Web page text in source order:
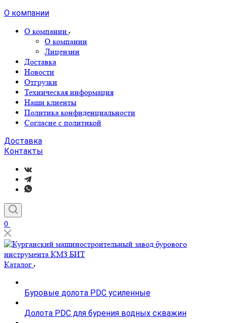
О компании
О компании
О компании
Лицензии
Доставка
Новости
Отгрузки
Техническая информация
Наши клиенты
Политика конфиденциальности
Согласие с политикой
Доставка
Контакты
0
Каталог
Буровые долота PDC усиленные
Долота PDC для бурения водных скважин